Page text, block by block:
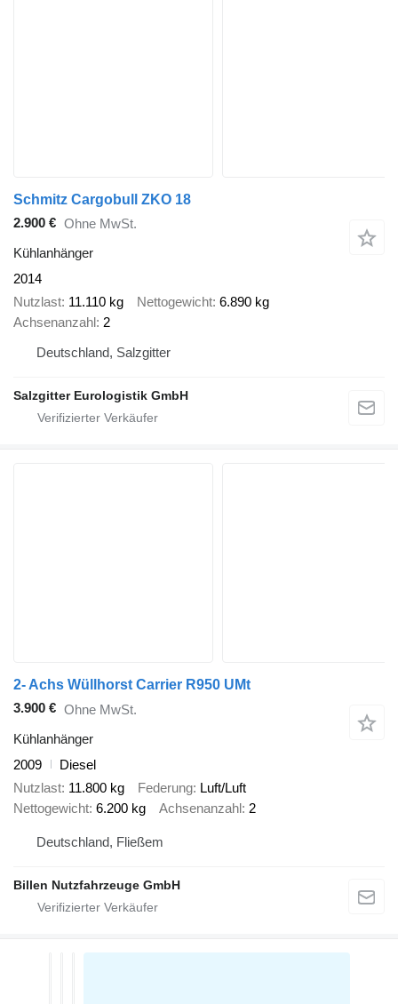
Schmitz Cargobull ZKO 18
2.900 € Ohne MwSt.
Kühlanhänger
2014
Nutzlast 11.110 kg Nettogewicht 6.890 kg
Achsenanzahl 2
Deutschland, Salzgitter
Salzgitter Eurologistik GmbH
2- Achs Wüllhorst Carrier R950 UMt
3.900 € Ohne MwSt.
Kühlanhänger
2009
Diesel
Nutzlast 11.800 kg Federung Luft/Luft
Nettogewicht 6.200 kg Achsenanzahl 2
Deutschland, Fließem
Billen Nutzfahrzeuge GmbH